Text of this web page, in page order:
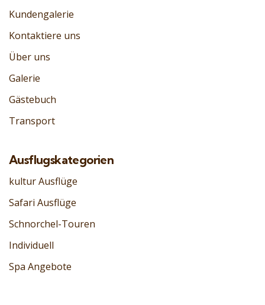
Kundengalerie
Kontaktiere uns
Über uns
Galerie
Gästebuch
Transport
Ausflugskategorien
kultur Ausflüge
Safari Ausflüge
Schnorchel-Touren
Individuell
Spa Angebote